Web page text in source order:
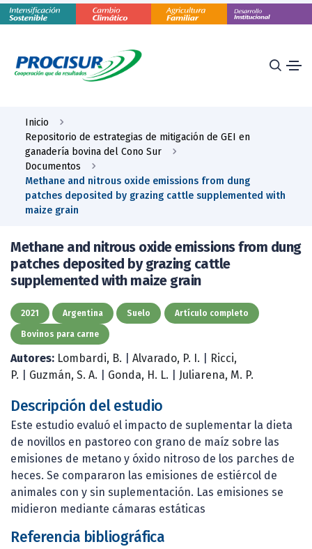
Inicio
Repositorio de estrategias de mitigación de GEI en
ganadería bovina del Cono Sur
Documentos
Methane and nitrous oxide emissions from dung
patches deposited by grazing cattle supplemented with
maize grain
Methane and nitrous oxide emissions from dung
patches deposited by grazing cattle
supplemented with maize grain
2021 Argentina Suelo Artículo completo
Bovinos para carne
Autores: Lombardi, B. Alvarado, P. I.
Ricci,
P.
Guzmán, S. A. Gonda, H. L. Juliarena, M. P.
Descripción del estudio
Este estudio evaluó el impacto de suplementar la dieta
de novillos en pastoreo con grano de maíz sobre las
emisiones de metano y óxido nitroso de los parches de
heces. Se compararon las emisiones de estiércol de
animales con y sin suplementación. Las emisiones se
midieron mediante cámaras estáticas
Referencia bibliográfica